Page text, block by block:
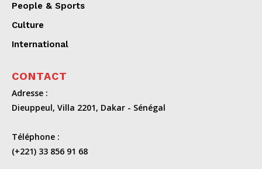
People & Sports
Culture
International
CONTACT
Adresse :
Dieuppeul, Villa 2201, Dakar - Sénégal
Téléphone :
(+221) 33 856 91 68